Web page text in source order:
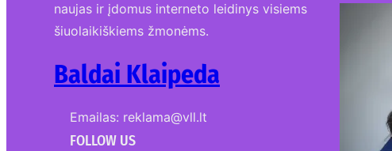
naujas ir įdomus interneto leidinys visiems
šiuolaikiškiems žmonėms.
Baldai Klaipeda
Emailas: reklama@vll.lt
FOLLOW US